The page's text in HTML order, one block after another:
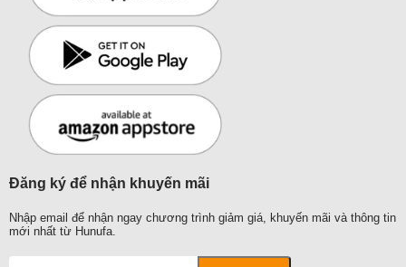
Đăng ký để nhận khuyến mãi
Nhập email để nhận ngay chương trình giảm giá, khuyến mãi và thông tin
mới nhất từ Hunufa.